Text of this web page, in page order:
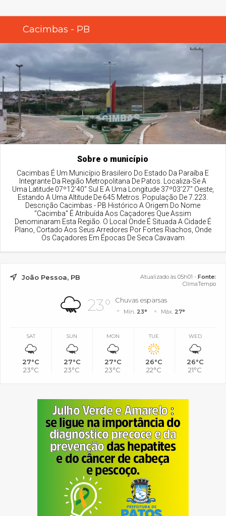
Cacimbas - PB
Sobre o município
Cacimbas É Um Município Brasileiro Do Estado Da Paraíba E
Integrante Da Região Metropolitana De Patos. Localiza-Se A
Uma Latitude 07º12’40" Sul E A Uma Longitude 37º03’27" Oeste,
Estando A Uma Altitude De 645 Metros. População De 7.223.
Descrição Cacimbas - PB Histórico A Origem Do Nome
"Cacimba" É Atribuída Aos Caçadores Que Assim
Denominaram Esta Região. O Local Onde É Situada A Cidade É
Plano, Cortado Aos Seus Arredores Por Fortes Riachos, Onde
Os Caçadores Em Épocas De Seca Cavavam
João Pessoa, PB Atualizado às 05h01 - Fonte:
ClimaTempo
23° Chuvas esparsas
Mín. 23° Máx. 27°
SAT
27°C
23°C
SUN
27°C
23°C
MON
27°C
23°C
TUE
26°C
22°C
WED
26°C
21°C